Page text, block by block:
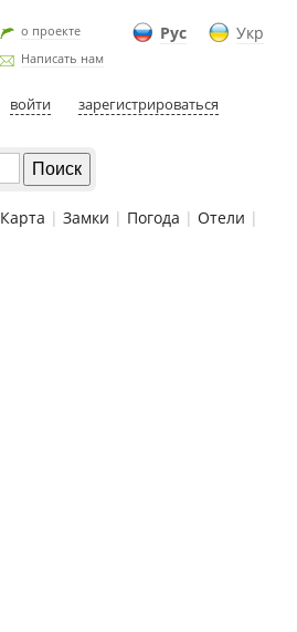
Рус Укр
о проекте
Написать нам
войти зарегистрироваться
Карта | Замки | Погода | Отели |